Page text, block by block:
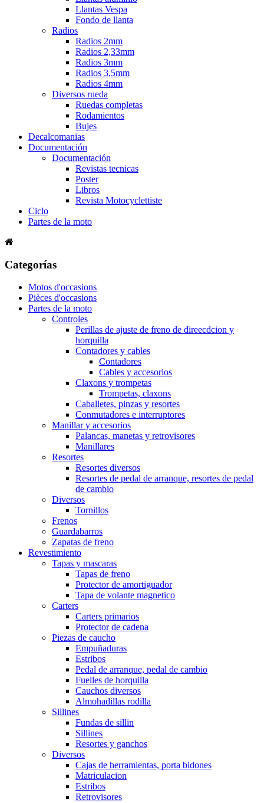
Llantas Vespa
Fondo de llanta
Radios
Radios 2mm
Radios 2,33mm
Radios 3mm
Radios 3,5mm
Radios 4mm
Diversos rueda
Ruedas completas
Rodamientos
Bujes
Decalcomanias
Documentación
Documentación
Revistas tecnicas
Poster
Libros
Revista Motocyclettiste
Ciclo
Partes de la moto
Categorías
Motos d'occasions
Pièces d'occasions
Partes de la moto
Controles
Perillas de ajuste de freno de direecdcion y
horquilla
Contadores y cables
Contadores
Cables y accesorios
Claxons y trompetas
Trompetas, claxons
Caballetes, pinzas y resortes
Conmutadores e interruptores
Manillar y accesorios
Palancas, manetas y retrovisores
Manillares
Resortes
Resortes diversos
Resortes de pedal de arranque, resortes de pedal
de cambio
Diversos
Tornillos
Frenos
Guardabarros
Zapatas de freno
Revestimiento
Tapas y mascaras
Tapas de freno
Protector de amortiguador
Tapa de volante magnetico
Carters
Carters primarios
Protector de cadena
Piezas de caucho
Empuñaduras
Estribos
Pedal de arranque, pedal de cambio
Fuelles de horquilla
Cauchos diversos
Almohadillas rodilla
Sillines
Fundas de sillin
Sillines
Resortes y ganchos
Diversos
Cajas de herramientas, porta bidones
Matriculacion
Estribos
Retrovisores